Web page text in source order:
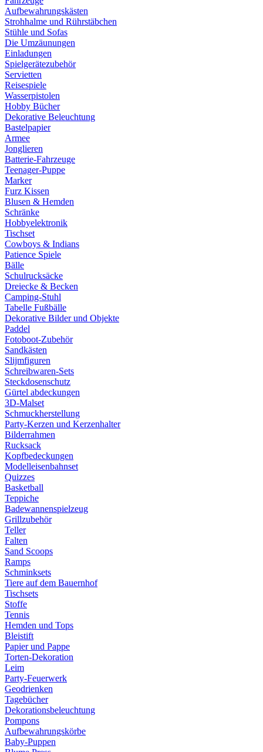
Aufbewahrungskästen
Strohhalme und Rührstäbchen
Stühle und Sofas
Die Umzäunungen
Einladungen
Spielgerätezubehör
Servietten
Reisespiele
Wasserpistolen
Hobby Bücher
Dekorative Beleuchtung
Bastelpapier
Armee
Jonglieren
Batterie-Fahrzeuge
Teenager-Puppe
Marker
Furz Kissen
Blusen & Hemden
Schränke
Hobbyelektronik
Tischset
Cowboys & Indians
Patience Spiele
Bälle
Schulrucksäcke
Dreiecke & Becken
Camping-Stuhl
Tabelle Fußbälle
Dekorative Bilder und Objekte
Paddel
Fotoboot-Zubehör
Sandkästen
Slijmfiguren
Schreibwaren-Sets
Steckdosenschutz
Gürtel abdeckungen
3D-Malset
Schmuckherstellung
Party-Kerzen und Kerzenhalter
Bilderrahmen
Rucksack
Kopfbedeckungen
Modelleisenbahnset
Quizzes
Basketball
Teppiche
Badewannenspielzeug
Grillzubehör
Teller
Falten
Sand Scoops
Ramps
Schminksets
Tiere auf dem Bauernhof
Tischsets
Stoffe
Tennis
Hemden und Tops
Bleistift
Papier und Pappe
Torten-Dekoration
Leim
Party-Feuerwerk
Geodrienken
Tagebücher
Dekorationsbeleuchtung
Pompons
Aufbewahrungskörbe
Baby-Puppen